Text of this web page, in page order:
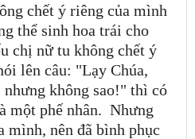
chết ý riêng của mình
thể sinh hoa trái cho
chị nữ tu không chết ý
lên câu: "Lạy Chúa,
không sao!" thì có
một phế nhân. Nhưng
mình, nên đã bình phục